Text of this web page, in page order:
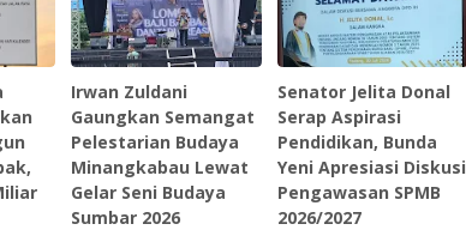
Irwan Zuldani
Gaungkan Semangat
Pelestarian Budaya
Minangkabau Lewat
Gelar Seni Budaya
Sumbar 2026
Senator Jelita Donal
Serap Aspirasi
Pendidikan, Bunda
Yeni Apresiasi Diskusi
Pengawasan SPMB
2026/2027